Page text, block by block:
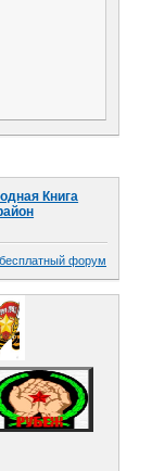
Книга
форум